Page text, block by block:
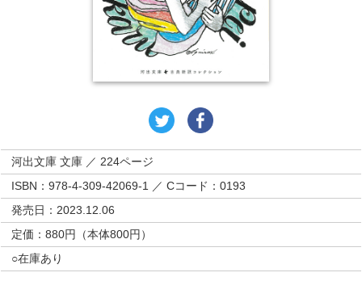
河出文庫 文庫 ／ 224ページ
ISBN：978-4-309-42069-1 ／ Cコード：0193
発売日：2023.12.06
定価：880円（本体800円）
○在庫あり